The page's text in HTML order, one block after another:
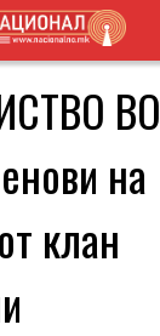
ВО
на
клан